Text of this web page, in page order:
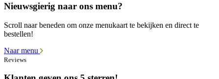
Nieuwsgierig naar ons menu?
Scroll naar beneden om onze menukaart te bekijken en direct te
bestellen!
Naar menu
Reviews